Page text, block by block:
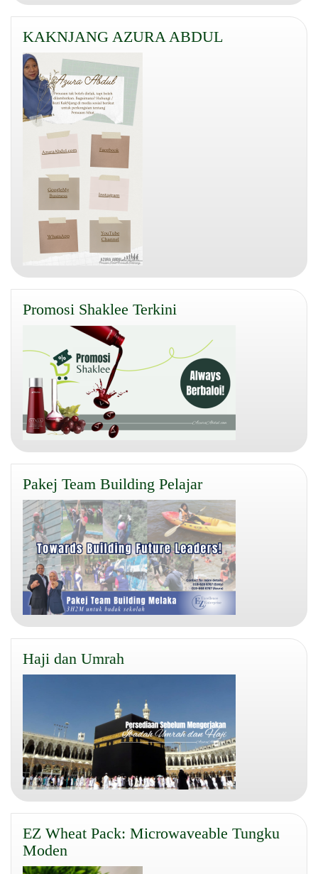
KAKNJANG AZURA ABDUL
Promosi Shaklee Terkini
Pakej Team Building Pelajar
Haji dan Umrah
EZ Wheat Pack: Microwaveable Tungku
Moden